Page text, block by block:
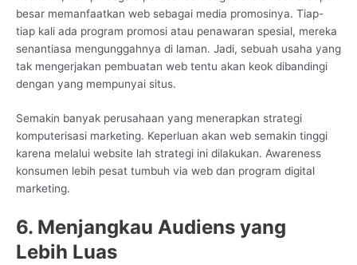
besar memanfaatkan web sebagai media promosinya. Tiap-
tiap kali ada program promosi atau penawaran spesial, mereka
senantiasa mengunggahnya di laman. Jadi, sebuah usaha yang
tak mengerjakan pembuatan web tentu akan keok dibandingi
dengan yang mempunyai situs.
Semakin banyak perusahaan yang menerapkan strategi
komputerisasi marketing. Keperluan akan web semakin tinggi
karena melalui website lah strategi ini dilakukan. Awareness
konsumen lebih pesat tumbuh via web dan program digital
marketing.
6. Menjangkau Audiens yang
Lebih Luas